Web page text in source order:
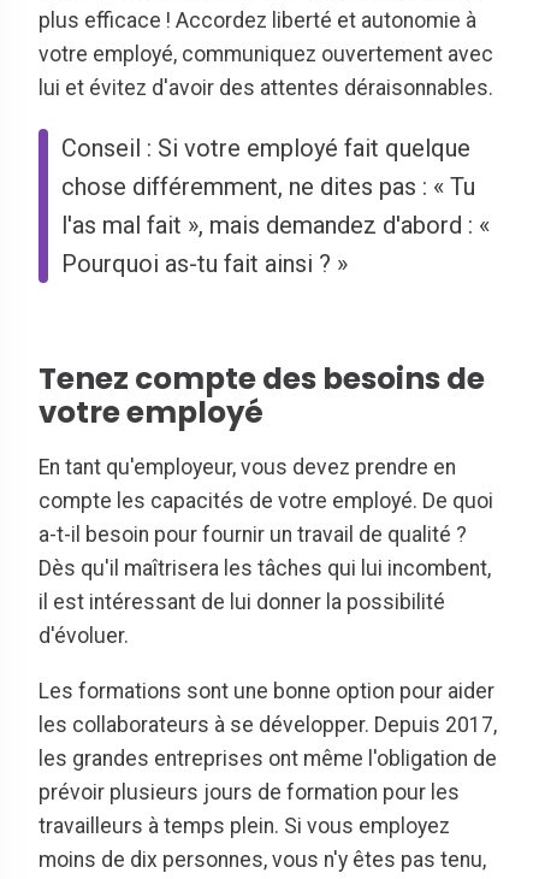
plus efficace ! Accordez liberté et autonomie à
votre employé, communiquez ouvertement avec
lui et évitez d'avoir des attentes déraisonnables.
Conseil : Si votre employé fait quelque
chose différemment, ne dites pas : « Tu
l'as mal fait », mais demandez d'abord : «
Pourquoi as-tu fait ainsi ? »
Tenez compte des besoins de
votre employé
En tant qu'employeur, vous devez prendre en
compte les capacités de votre employé. De quoi
a-t-il besoin pour fournir un travail de qualité ?
Dès qu'il maîtrisera les tâches qui lui incombent,
il est intéressant de lui donner la possibilité
d'évoluer.
Les formations sont une bonne option pour aider
les collaborateurs à se développer. Depuis 2017,
les grandes entreprises ont même l'obligation de
prévoir plusieurs jours de formation pour les
travailleurs à temps plein. Si vous employez
moins de dix personnes, vous n'y êtes pas tenu,